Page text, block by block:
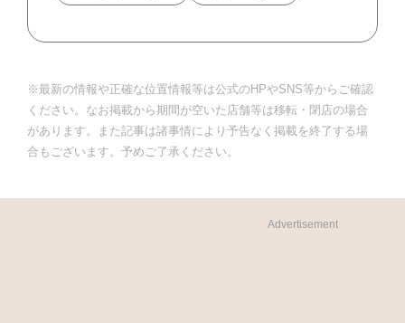
※最新の情報や正確な位置情報等は公式のHPやSNS等からご確認
ください。なお掲載から期間が空いた店舗等は移転・閉店の場合
があります。また記事は諸事情により予告なく掲載を終了する場
合もございます。予めご了承ください。
Advertisement